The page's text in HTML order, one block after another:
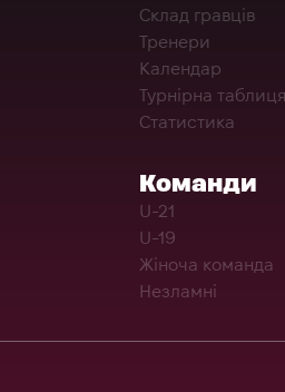
Склад гравців
Тренери
Календар
Турнірна таблиця
Статистика
Команди
U-21
U-19
Жіноча команда
Незламні